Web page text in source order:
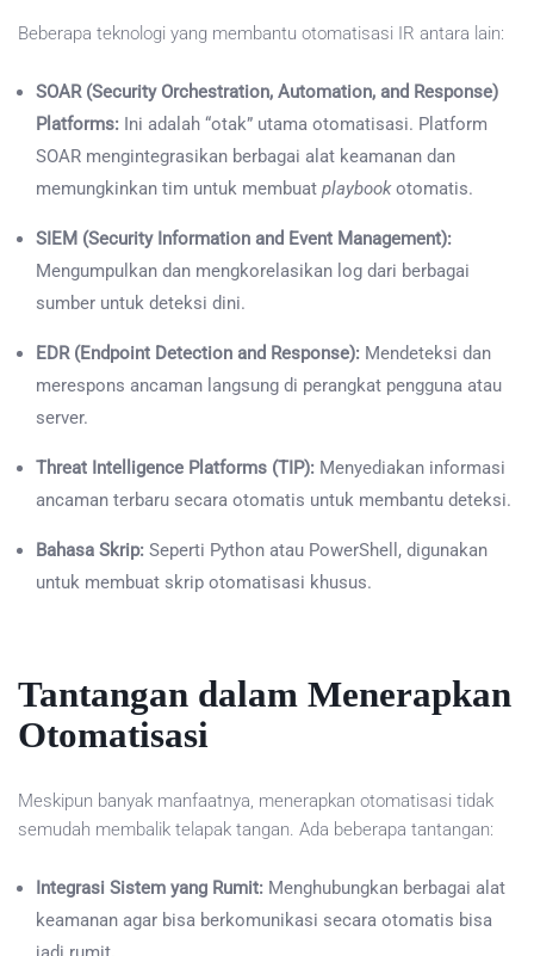
Beberapa teknologi yang membantu otomatisasi IR antara lain:
SOAR (Security Orchestration, Automation, and Response)
Platforms: Ini adalah “otak” utama otomatisasi. Platform
SOAR mengintegrasikan berbagai alat keamanan dan
memungkinkan tim untuk membuat playbookotomatis.
SIEM (Security Information and Event Management):
Mengumpulkan dan mengkorelasikan log dari berbagai
sumber untuk deteksi dini.
EDR (Endpoint Detection and Response): Mendeteksi dan
merespons ancaman langsung di perangkat pengguna atau
server.
Threat Intelligence Platforms (TIP): Menyediakan informasi
ancaman terbaru secara otomatis untuk membantu deteksi.
Bahasa Skrip: Seperti Python atau PowerShell, digunakan
untuk membuat skrip otomatisasi khusus.
Tantangan dalam Menerapkan
Otomatisasi
Meskipun banyak manfaatnya, menerapkan otomatisasi tidak
semudah membalik telapak tangan. Ada beberapa tantangan:
Integrasi Sistem yang Rumit: Menghubungkan berbagai alat
keamanan agar bisa berkomunikasi secara otomatis bisa